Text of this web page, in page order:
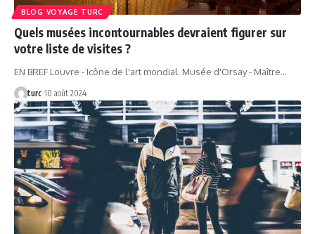
BLOG VOYAGE TURC
Quels musées incontournables devraient figurer sur
votre liste de visites ?
EN BREF Louvre - Icône de l'art mondial. Musée d'Orsay - Maître…
turc 10 août 2024